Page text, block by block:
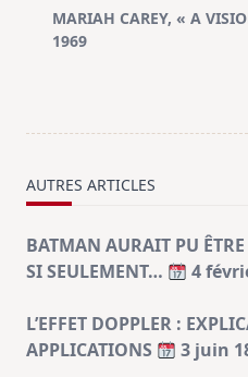
class="nav-
subtitle
MARIAH CAREY, « A
1969
AUTRES ARTICLES
BATMAN AURAIT PU
SI SEULEMENT…
4
L’EFFET DOPPLER :
APPLICATIONS
3 juin